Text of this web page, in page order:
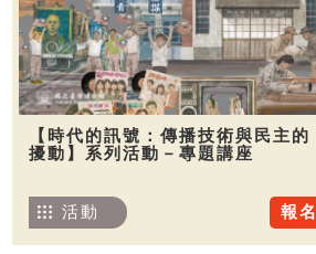
【時代的訊號：傳播技術與民主的
擾動】系列活動－專題講座
報名
活動